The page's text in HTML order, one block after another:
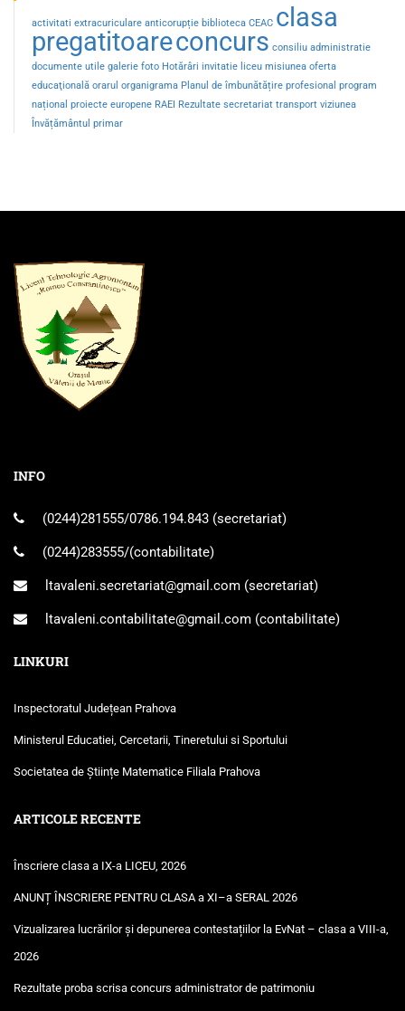
activitati extracuriculare anticorupție biblioteca CEAC clasa
pregatitoareconcurs consiliu administratie
documente utile galerie foto Hotărâri invitatie liceu misiunea oferta
educaţională orarul organigrama Planul de îmbunătățire profesional program
național proiecte europene RAEI Rezultate secretariat transport viziunea
Învățământul primar
INFO
(0244)281555/0786.194.843 (secretariat)
(0244)283555/(contabilitate)
ltavaleni.secretariat@gmail.com (secretariat)
ltavaleni.contabilitate@gmail.com (contabilitate)
LINKURI
Inspectoratul Județean Prahova
Ministerul Educatiei, Cercetarii, Tineretului si Sportului
Societatea de Științe Matematice Filiala Prahova
ARTICOLE RECENTE
Înscriere clasa a IX-a LICEU, 2026
ANUNȚ ÎNSCRIERE PENTRU CLASA a XI–a SERAL 2026
Vizualizarea lucrărilor și depunerea contestațiilor la EvNat – clasa a VIII-a,
2026
Rezultate proba scrisa concurs administrator de patrimoniu